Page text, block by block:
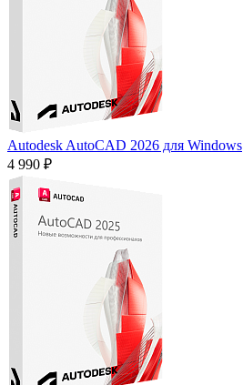
Autodesk AutoCAD 2026 для Windows
4 990 ₽